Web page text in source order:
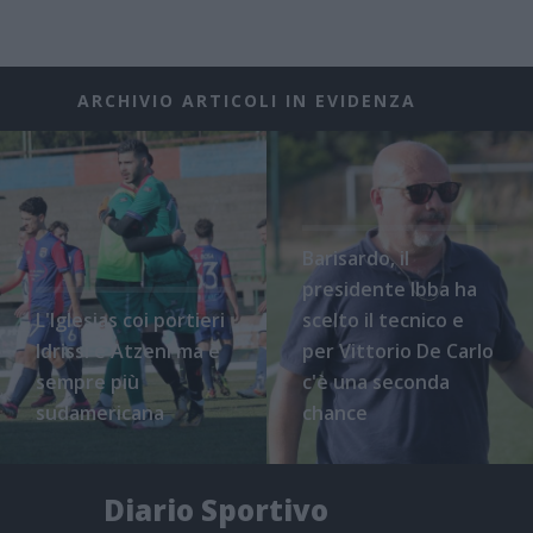
ARCHIVIO ARTICOLI IN EVIDENZA
L'Iglesias coi portieri
Idrissi e Atzeni ma è
sempre più
sudamericana
Barisardo, il
presidente Ibba ha
scelto il tecnico e
per Vittorio De Carlo
c'è una seconda
chance
Diario Sportivo